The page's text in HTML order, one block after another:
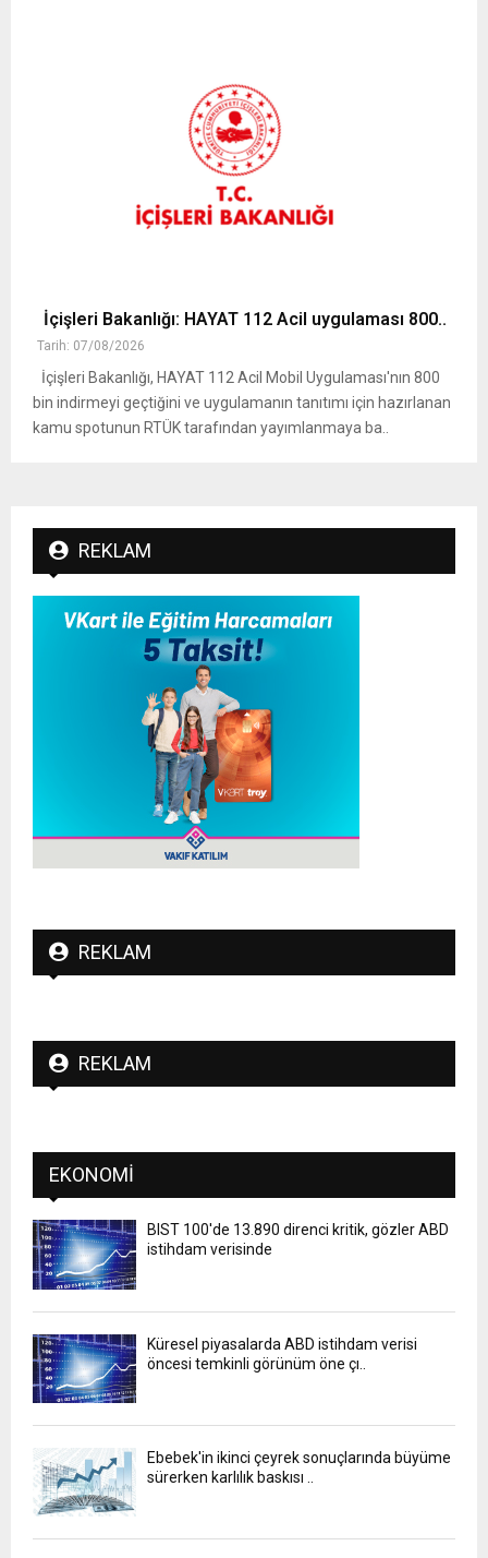
İçişleri Bakanlığı: HAYAT 112 Acil uygulaması 800..
Tarih: 07/08/2026
İçişleri Bakanlığı, HAYAT 112 Acil Mobil Uygulaması'nın 800
bin indirmeyi geçtiğini ve uygulamanın tanıtımı için hazırlanan
kamu spotunun RTÜK tarafından yayımlanmaya ba..
REKLAM
REKLAM
REKLAM
EKONOMI
BIST 100'de 13.890 direnci kritik, gözler ABD
istihdam verisinde
Küresel piyasalarda ABD istihdam verisi
öncesi temkinli görünüm öne çı..
Ebebek'in ikinci çeyrek sonuçlarında büyüme
sürerken karlılık baskısı ..